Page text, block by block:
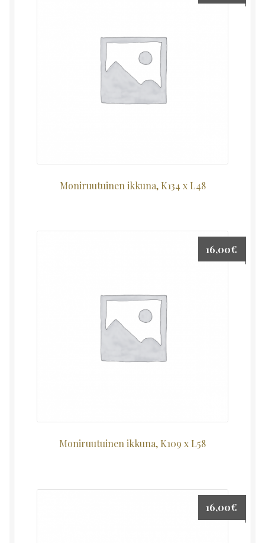
Moniruutuinen ikkuna, K134 x L48
Moniruutuinen ikkuna, K109 x L58
16,00€
16,00€